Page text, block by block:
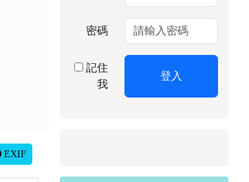
EXIF
密碼
記住
我
登入